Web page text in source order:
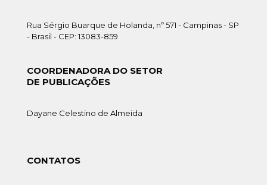
Rua Sérgio Buarque de Holanda, nº 571 - Campinas - SP
- Brasil - CEP: 13083-859
COORDENADORA DO SETOR
DE PUBLICAÇÕES
Dayane Celestino de Almeida
CONTATOS